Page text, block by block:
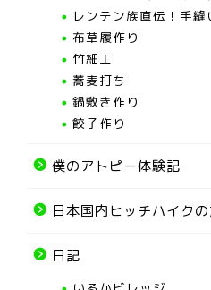
レンテン族直伝！手縫
布草履作り
竹細工
蕎麦打ち
鍋敷き作り
餃子作り
僕のアトピー体験記
日本国内ヒッチハイク
日記